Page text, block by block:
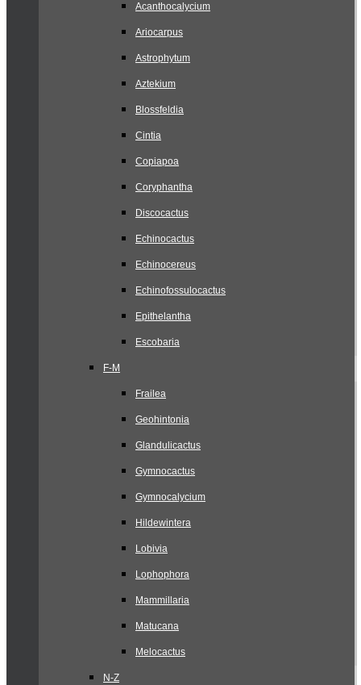
Acanthocalycium
Ariocarpus
Astrophytum
Aztekium
Blossfeldia
Cintia
Copiapoa
Coryphantha
Discocactus
Echinocactus
Echinocereus
Echinofossulocactus
Epithelantha
Escobaria
F-M
Frailea
Geohintonia
Glandulicactus
Gymnocactus
Gymnocalycium
Hildewintera
Lobivia
Lophophora
Mammillaria
Matucana
Melocactus
N-Z